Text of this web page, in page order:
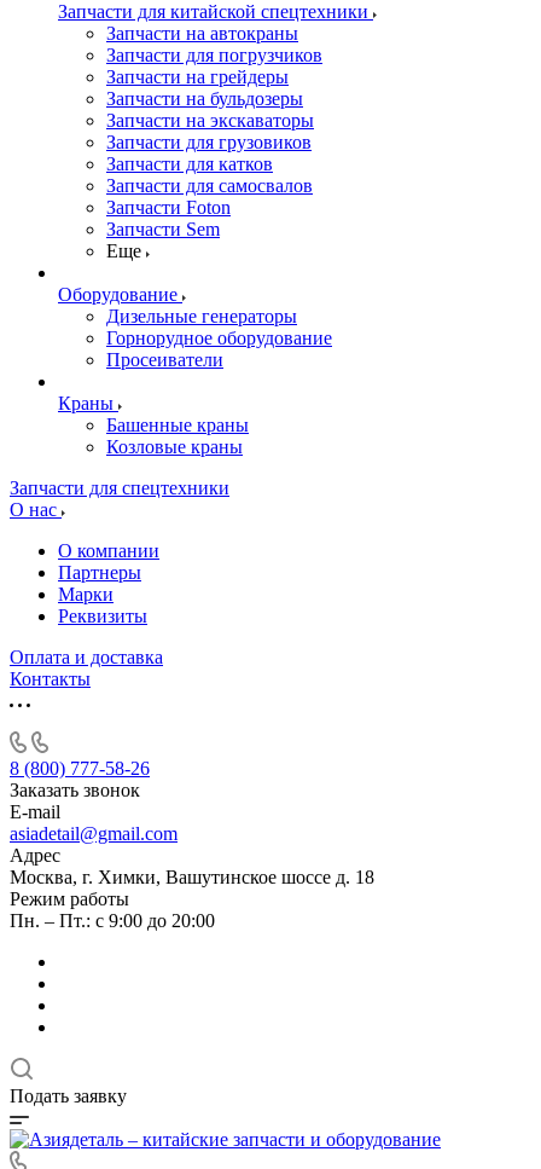
Запчасти для китайской спецтехники
Запчасти на автокраны
Запчасти для погрузчиков
Запчасти на грейдеры
Запчасти на бульдозеры
Запчасти на экскаваторы
Запчасти для грузовиков
Запчасти для катков
Запчасти для самосвалов
Запчасти Foton
Запчасти Sem
Еще
Оборудование
Дизельные генераторы
Горнорудное оборудование
Просеиватели
Краны
Башенные краны
Козловые краны
Запчасти для спецтехники
О нас
О компании
Партнеры
Марки
Реквизиты
Оплата и доставка
Контакты
8 (800) 777-58-26
Заказать звонок
E-mail
asiadetail@gmail.com
Адрес
Москва, г. Химки, Вашутинское шоссе д. 18
Режим работы
Пн. – Пт.: с 9:00 до 20:00
Подать заявку